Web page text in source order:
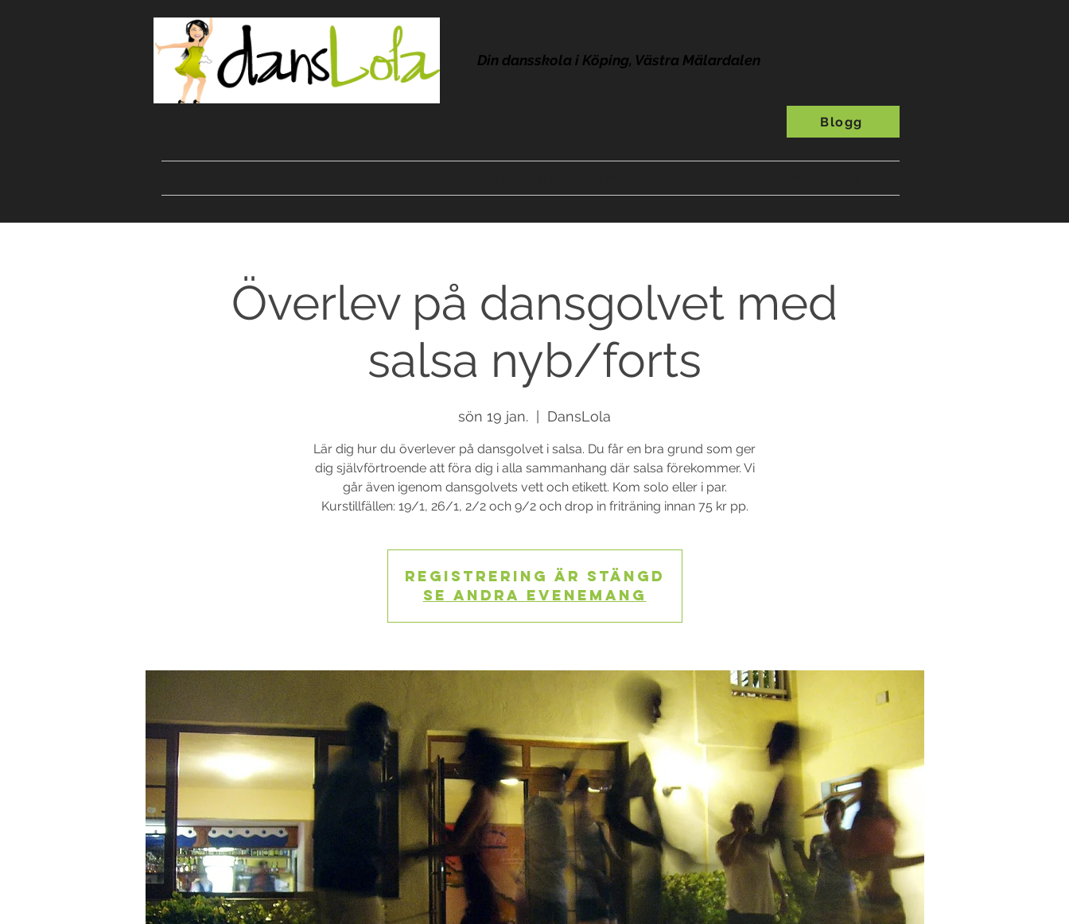
Din dansskola i Köping, Västra Mälardalen
Blogg
Överlev på dansgolvet med
salsa nyb/forts
sön 19 jan. DansLola
Lär dig hur du överlever på dansgolvet i salsa. Du får en bra grund som ger
dig självförtroende att föra dig i alla sammanhang där salsa förekommer. Vi
går även igenom dansgolvets vett och etikett. Kom solo eller i par.
Registrering är stängd
Se andra evenemang